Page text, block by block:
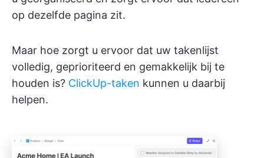
op dezelfde pagina zit.
Maar hoe zorgt u ervoor dat uw takenlijst
volledig, geprioriteerd en gemakkelijk bij te
houden is? ClickUp-taken kunnen u daarbij
helpen.